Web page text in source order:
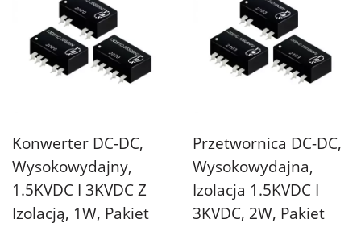
Konwerter DC-DC,
Wysokowydajny,
1.5KVDC I 3KVDC Z
Izolacją, 1W, Pakiet
Przetwornica DC-DC,
Wysokowydajna,
Izolacja 1.5KVDC I
3KVDC, 2W, Pakiet